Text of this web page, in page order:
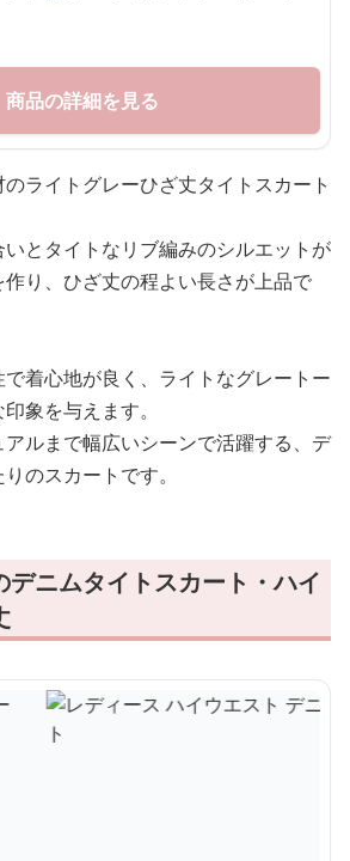
商品の詳細を見る
ライトグレーひざ丈タイトスカート
とタイトなリブ編みのシルエットが
り、ひざ丈の程よい長さが上品で
着心地が良く、ライトなグレートー
象を与えます。
ルまで幅広いシーンで活躍する、デ
のスカートです。
デニムタイトスカート・ハイ